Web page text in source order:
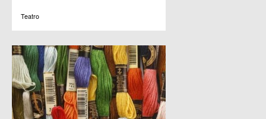
Teatro